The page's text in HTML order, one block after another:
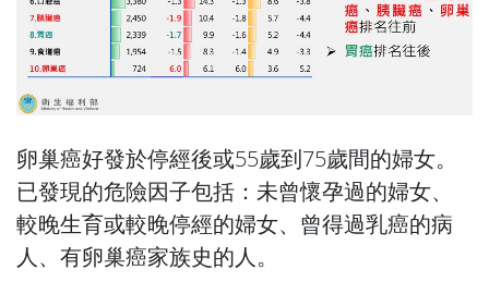
卵巢癌好發於停經後或55歲到75歲間的婦女。
已發現的危險因子包括：未曾懷孕過的婦女、
較晚生育或較晚停經的婦女、曾得過乳癌的病
人、有卵巢癌家族史的人。